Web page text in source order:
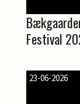
Festival
23-06-2026